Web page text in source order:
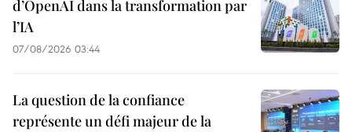
d’OpenAI dans la transformation par
l’IA
07/08/2026 03:44
La question de la confiance
représente un défi majeur de la